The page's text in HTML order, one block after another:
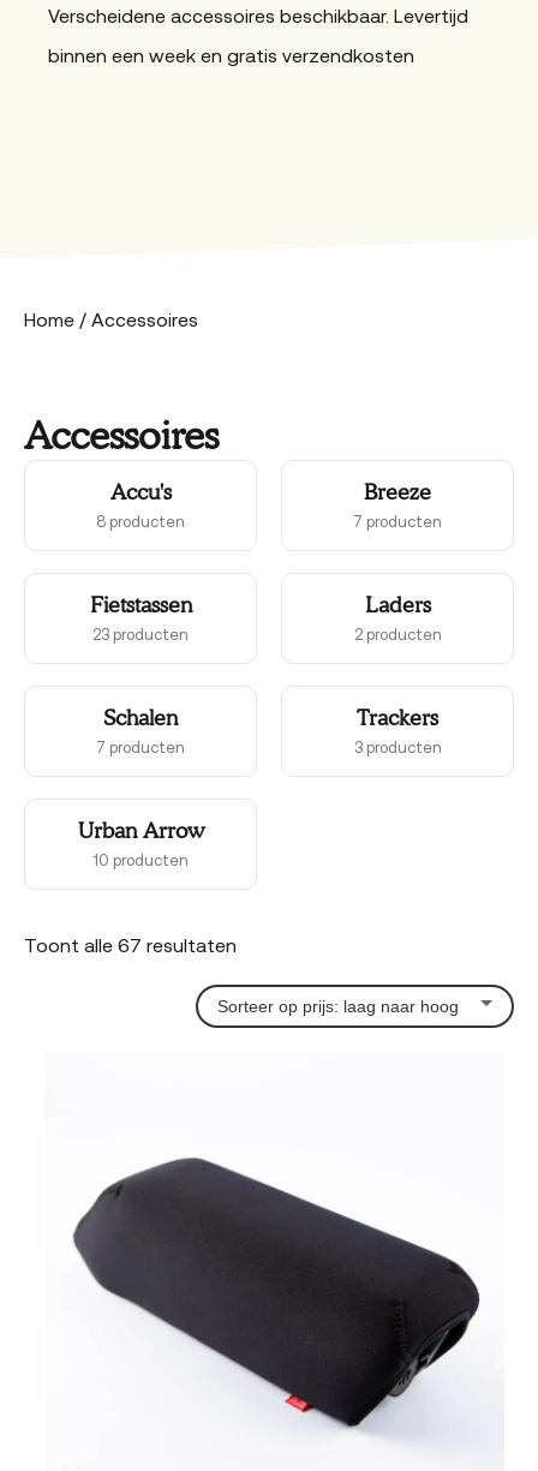
Verscheidene accessoires beschikbaar. Levertijd
binnen een week en gratis verzendkosten
Home / Accessoires
Accessoires
Accu's
8 producten
Breeze
7 producten
Fietstassen
23 producten
Laders
2 producten
Schalen
7 producten
Trackers
3 producten
Urban Arrow
10 producten
Toont alle 67 resultaten
op
prijs: